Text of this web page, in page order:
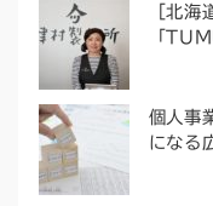
［北海
「
個人事
になる